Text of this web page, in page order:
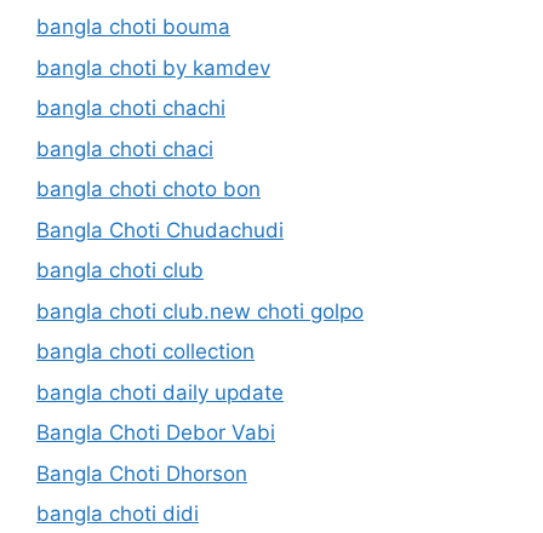
bangla choti bouma
bangla choti by kamdev
bangla choti chachi
bangla choti chaci
bangla choti choto bon
Bangla Choti Chudachudi
bangla choti club
bangla choti club.new choti golpo
bangla choti collection
bangla choti daily update
Bangla Choti Debor Vabi
Bangla Choti Dhorson
bangla choti didi